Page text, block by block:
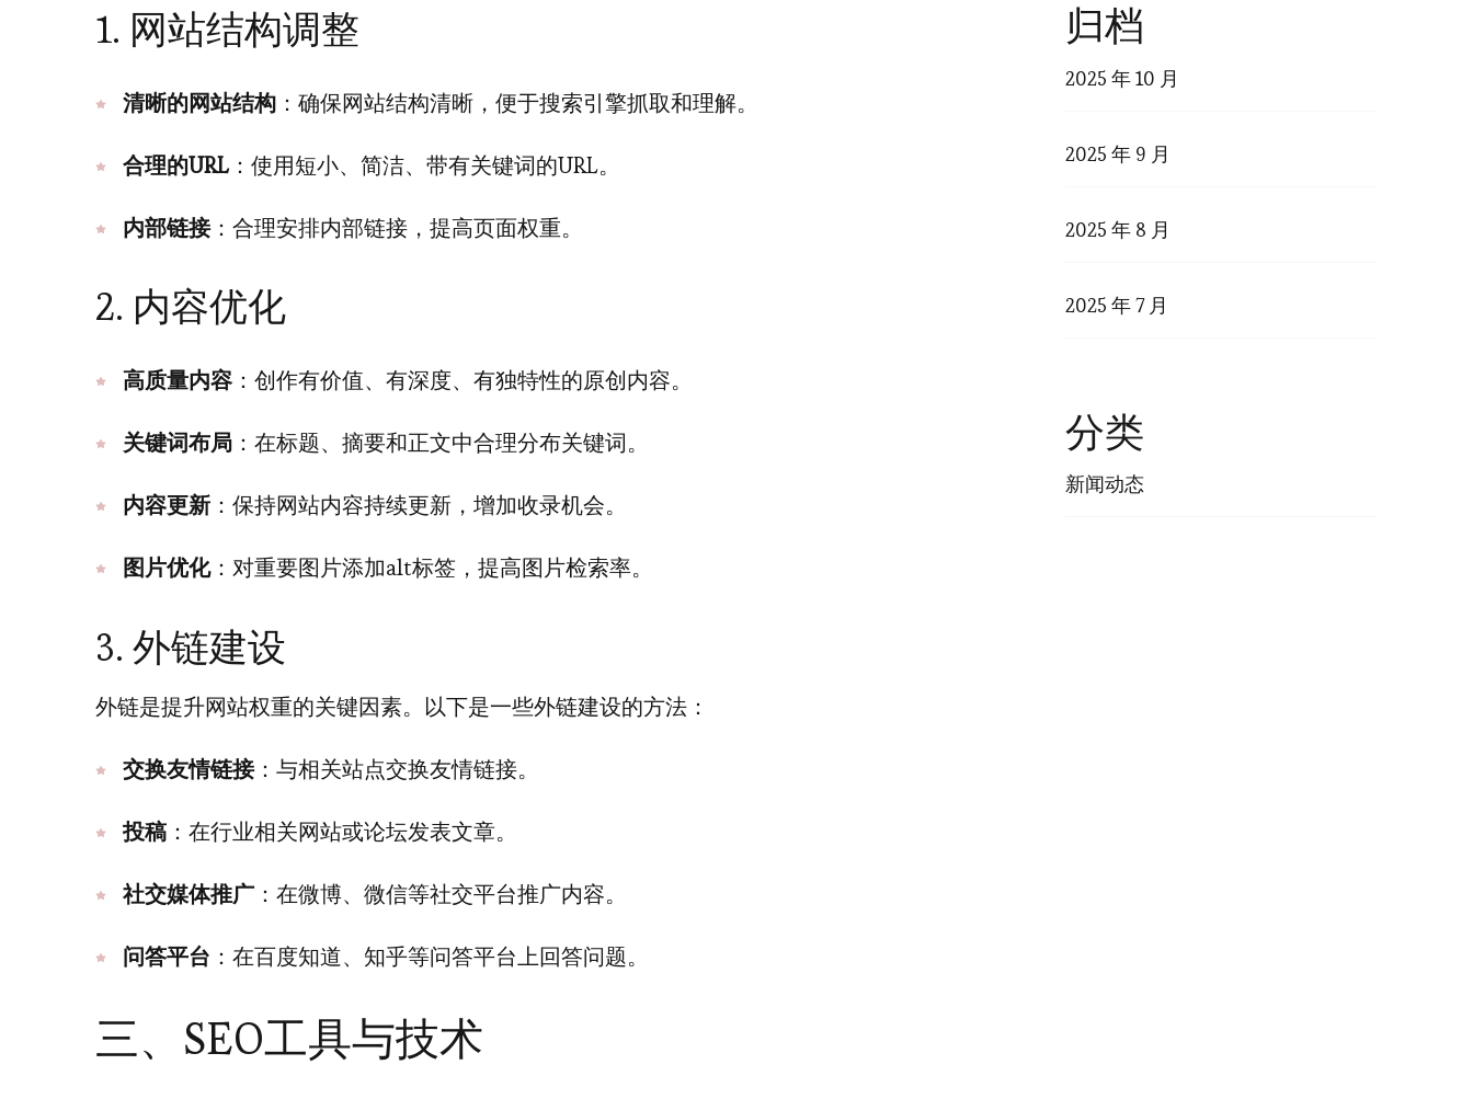
1. 网站结构调整
清晰的网站结构 ：确保网站结构清晰，便于搜索引擎抓取和理解。
合理的URL ：使用短小、简洁、带有关键词的URL。
内部链接：合理安排内部链接，提高页面权重。
2. 内容优化
高质量内容 ：创作有价值、有深度、有独特性的原创内容。
关键词布局 ：在标题、摘要和正文中合理分布关键词。
内容更新 ：保持网站内容持续更新，增加收录机会。
图片优化：对重要图片添加alt标签，提高图片检索率。
3. 外链建设
外链是提升网站权重的关键因素。以下是一些外链建设的方法：
交换友情链接：与相关站点交换友情链接。
投稿 ：在行业相关网站或论坛发表文章。
社交媒体推广 ：在微博、微信等社交平台推广内容。
问答平台 ：在百度知道、知乎等问答平台上回答问题。
三、SEO工具与技术
归档
2025 年 10 月
2025 年 9 月
2025 年 8 月
2025 年 7 月
分类
新闻动态